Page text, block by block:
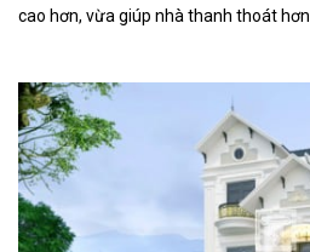
cao hơn, vừa giúp nhà thanh thoát hơn.